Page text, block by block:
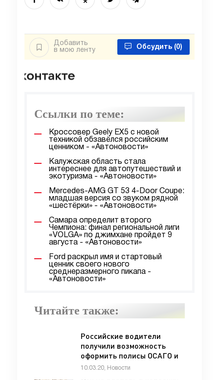
Добавить
в мою ленту
Обсудить (0)
Ссылки по теме:
Кроссовер Geely EX5 с новой
техникой обзавёлся российским
ценником - «Автоновости»
Калужская область стала
интереснее для автопутешествий и
экотуризма - «Автоновости»
Mercedes-AMG GT 53 4-Door Coupe:
младшая версия со звуком рядной
«шестёрки» - «Автоновости»
Самара определит второго
Чемпиона: финал региональной лиги
«VOLGA» по джимхане пройдет 9
августа - «Автоновости»
Ford раскрыл имя и стартовый
ценник своего нового
среднеразмерного пикапа -
«Автоновости»
Читайте также:
Российские водители
получили возможность
оформить полисы ОСАГО и
каско на одном бланке -
10.03.20, Новости